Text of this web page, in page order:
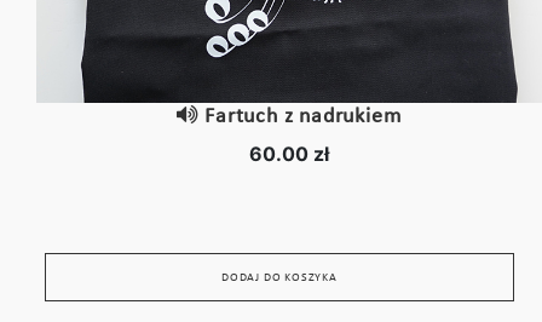
Fartuch z nadrukiem
60.00 zł
DODAJ DO KOSZYKA